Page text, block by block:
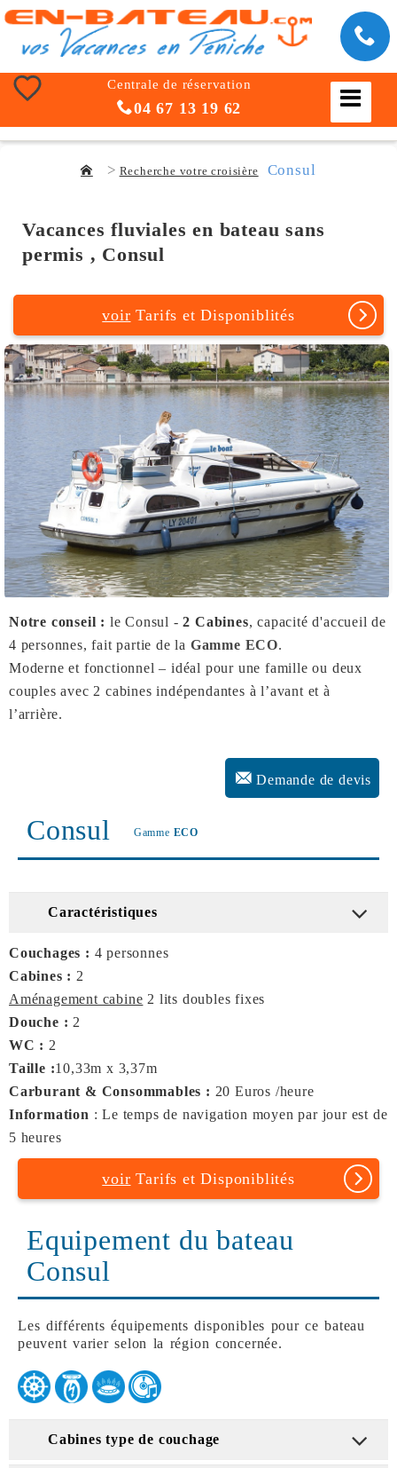
Centrale de réservation
04 67 13 19 62
Recherche votre croisière Consul
Vacances fluviales en bateau sans
permis , Consul
voir Tarifs et Disponiblités
Notre conseil : le Consul -2 Cabines, capacité d'accueil de
4 personnes, fait partie de la Gamme ECO.
Moderne et fonctionnel – idéal pour une famille ou deux
couples avec 2 cabines indépendantes à l’avant et à
l’arrière.
Demande de devis
Consul Gamme ECO
Caractéristiques
Couchages : 4 personnes
Cabines : 2
Aménagement cabine 2 lits doubles fixes
Douche : 2
WC : 2
Taille :10,33m x 3,37m
Carburant & Consommables : 20 Euros /heure
Information : Le temps de navigation moyen par jour est de
5 heures
voir Tarifs et Disponiblités
Equipement du bateau
Consul
Les différents équipements disponibles pour ce bateau
peuvent varier selon la région concernée.
Cabines type de couchage